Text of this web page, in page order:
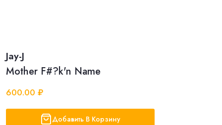
Jay-J
Mother F#?k'n Name
600.00 ₽
Добавить В Корзину